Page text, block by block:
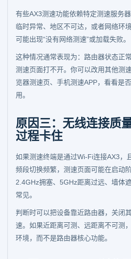
有些AX3测速功能依赖特定测速服务
临时异常、地区不可达，或者网络环
可能出现“没有网络测速”或加载失败。
这种情况通常表现为：路由器状态正
测速页面打不开。你可以改用其他测
览器测速页、手机测速APP，看看是
用。
原因三：无线连接质
过程卡住
如果测速终端是通过Wi-Fi连接AX3，
频段切换频繁，测速页面可能在启动
2.4GHz拥塞、5GHz距离过远、墙体
常见。
判断时可以把设备靠近路由器，关闭
速。如果近距离可测、远距离不可测
环境，而不是路由器核心功能。